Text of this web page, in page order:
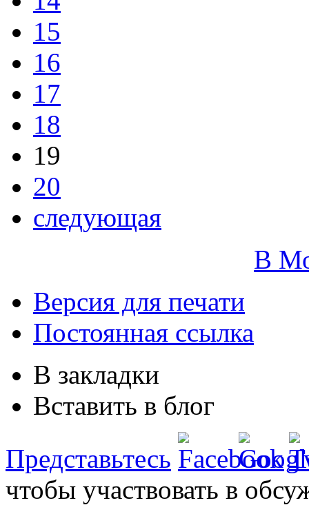
15
16
17
18
19
20
следующая
В
Версия для печати
Постоянная ссылка
В закладки
Вставить в блог
Представьтесь
чтобы участвовать в